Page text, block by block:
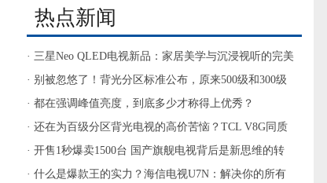
热点新闻
· 三星Neo QLED电视新品：家居美学与沉浸视听的完美
融合
· 别被忽悠了！背光分区标准公布，原来500级和300级
体验没差距
· 都在强调峰值亮度，到底多少才称得上优秀？
· 还在为百级分区背光电视的高价苦恼？TCL V8G同质
价更香！
· 开售1秒爆卖1500台 国产旗舰电视背后是新思维的转
变
· 什么是爆款王的实力？海信电视U7N：解决你的所有